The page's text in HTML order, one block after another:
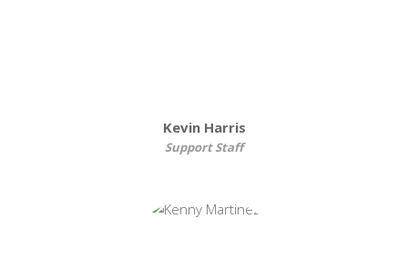
Kevin Harris
Support Staff